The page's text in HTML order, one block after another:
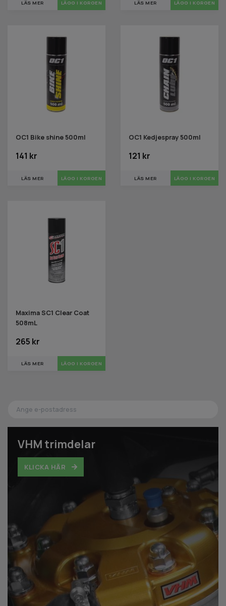
VHM trimdelar
KLICKA HÄR
LÄS MER LÄS MER
OC1 Bike shine 500ml
141 kr
LÄS MER
OC1 Kedjespray 500ml
121 kr
LÄS MER
Maxima SC1 Clear Coat
508mL
265 kr
LÄS MER